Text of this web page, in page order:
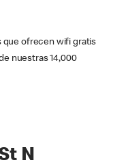
que ofrecen wifi gratis
nuestras 14,000
N